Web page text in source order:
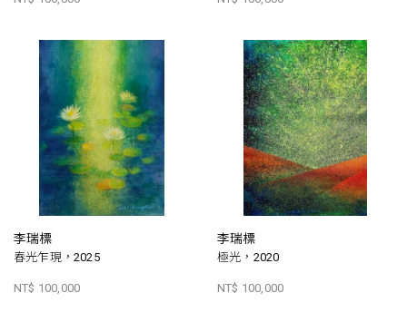
李瑞標
春光乍現，2025
NT$ 100,000
李瑞標
極光，2020
NT$ 100,000